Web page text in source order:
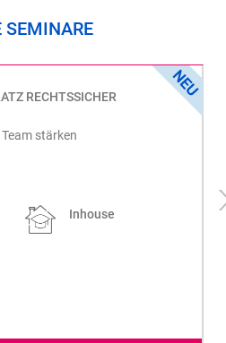
SEMINARE
RECHTSSICHER
stärken
Inhouse